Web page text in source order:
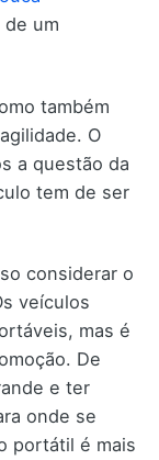
um
também
O
a questão da
tem de ser
considerar o
veículos
mas é
De
e ter
onde se
portátil é mais